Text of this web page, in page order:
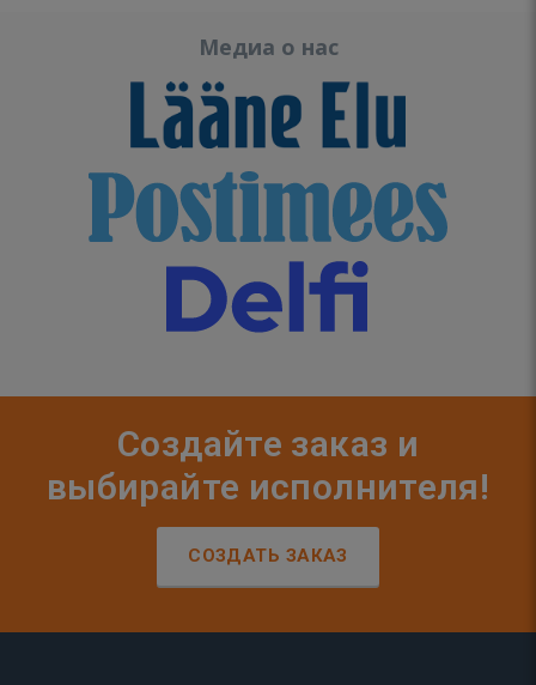
Медиа о нас
Создайте заказ и
выбирайте исполнителя!
СОЗДАТЬ ЗАКАЗ